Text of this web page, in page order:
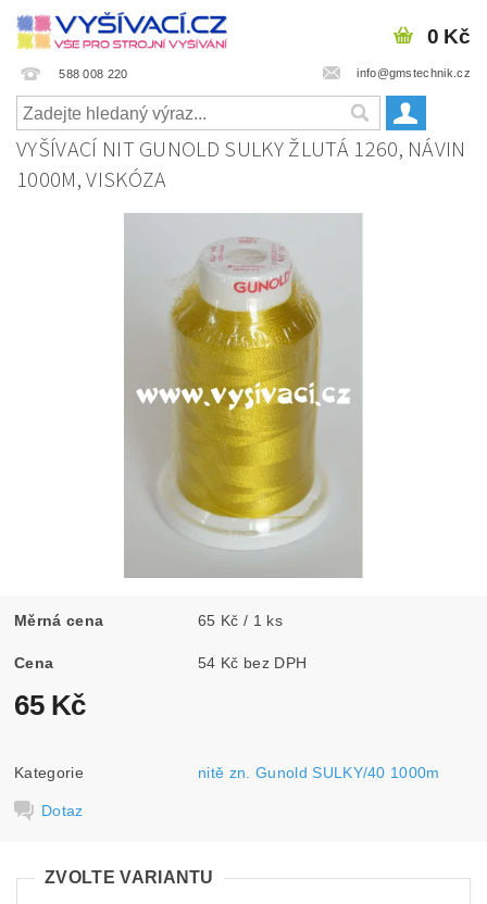
588 008 220 info@gmstechnik.cz
0 Kč
VYŠÍVACÍ NIT GUNOLD SULKY ŽLUTÁ 1260, NÁVIN
1000M, VISKÓZA
Měrná cena 65 Kč / 1 ks
Cena 54 Kč bez DPH
65 Kč
Kategorie nitě zn. Gunold SULKY/40 1000m
Dotaz
ZVOLTE VARIANTU